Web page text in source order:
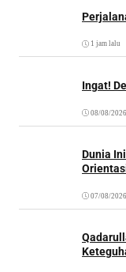
1 jam lalu
Ingat!
08/08/2026
Dunia
07/08/2026